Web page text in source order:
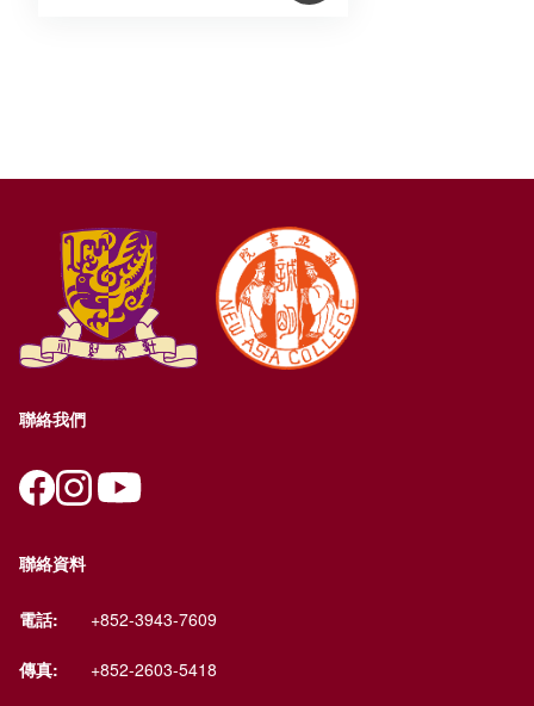
聯絡我們
聯絡資料
電話: +852-3943-7609
傳真: +852-2603-5418